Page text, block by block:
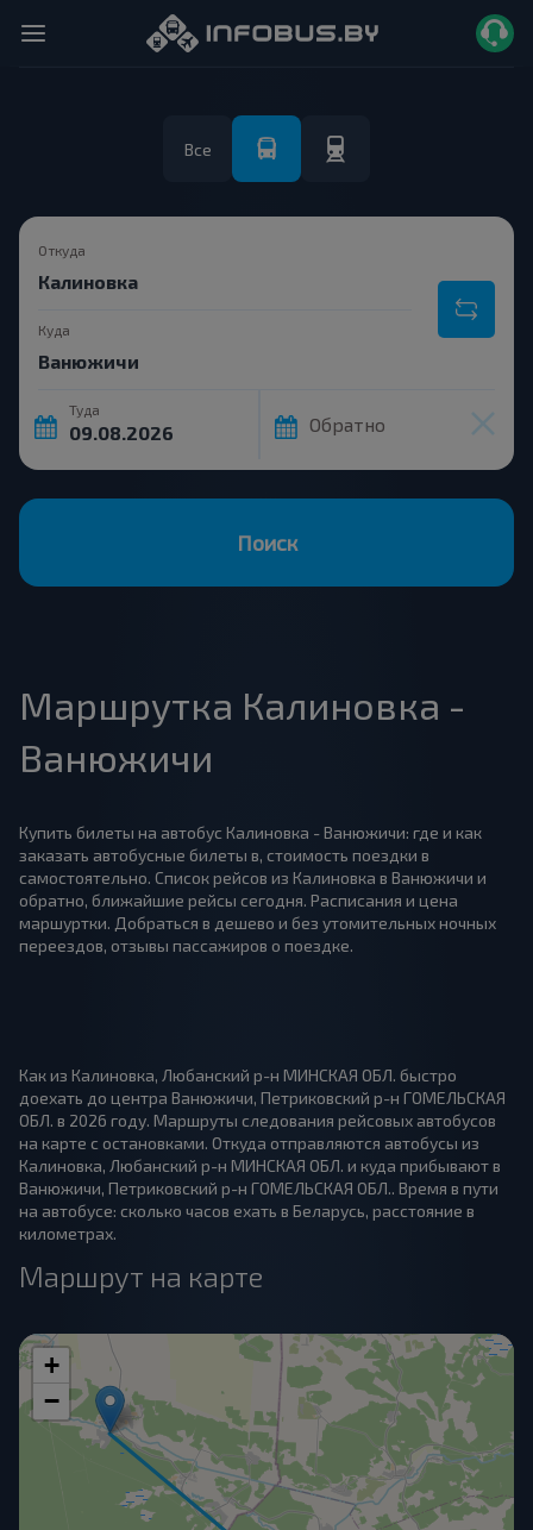
Все
Откуда
Куда
Туда
Обратно
Поиск
Маршрутка Калиновка -
Ванюжичи
Купить билеты на автобус Калиновка - Ванюжичи: где и как
заказать автобусные билеты в, стоимость поездки в
самостоятельно. Список рейсов из Калиновка в Ванюжичи и
обратно, ближайшие рейсы сегодня. Расписания и цена
маршуртки. Добраться в дешево и без утомительных ночных
переездов, отзывы пассажиров о поездке.
Как из Калиновка, Любанский р-н МИНСКАЯ ОБЛ. быстро
доехать до центра Ванюжичи, Петриковский р-н ГОМЕЛЬСКАЯ
ОБЛ. в 2026 году. Маршруты следования рейсовых автобусов
на карте с остановками. Откуда отправляются автобусы из
Калиновка, Любанский р-н МИНСКАЯ ОБЛ. и куда прибывают в
Ванюжичи, Петриковский р-н ГОМЕЛЬСКАЯ ОБЛ.. Время в пути
на автобусе: сколько часов ехать в Беларусь, расстояние в
километрах.
Маршрут на карте
+
−